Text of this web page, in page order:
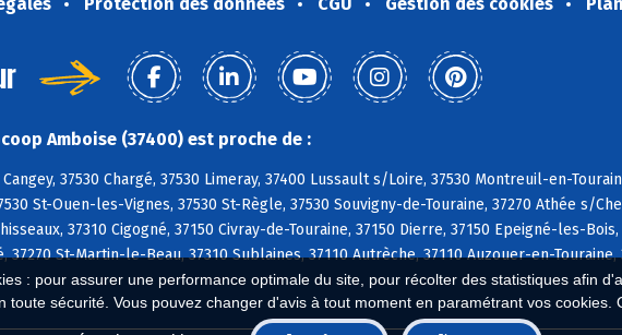
: pour assurer une performance optimale du site, pour récolter des statistiques afin
sécurité. Vous pouvez changer d'avis à tout moment en paramétrant vos cookies.
Amboise (37400) est proche de :
37530 Chargé, 37530 Limeray, 37400 Lussault s/Loire, 37530 Montreuil-en-
St-Ouen-les-Vignes, 37530 St-Règle, 37530 Souvigny-de-Touraine, 37270 Athée s/
37310 Cigogné, 37150 Civray-de-Touraine, 37150 Dierre, 37150 Epeigné-les-
37270 St-Martin-le-Beau, 37310 Sublaines, 37110 Autrèche, 37110 Auzouer-en-